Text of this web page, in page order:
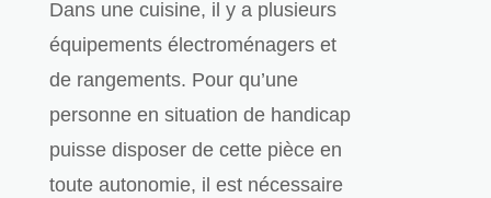
Dans une cuisine, il y a plusieurs
équipements électroménagers et
de rangements. Pour qu’une
personne en situation de handicap
puisse disposer de cette pièce en
toute autonomie, il est nécessaire